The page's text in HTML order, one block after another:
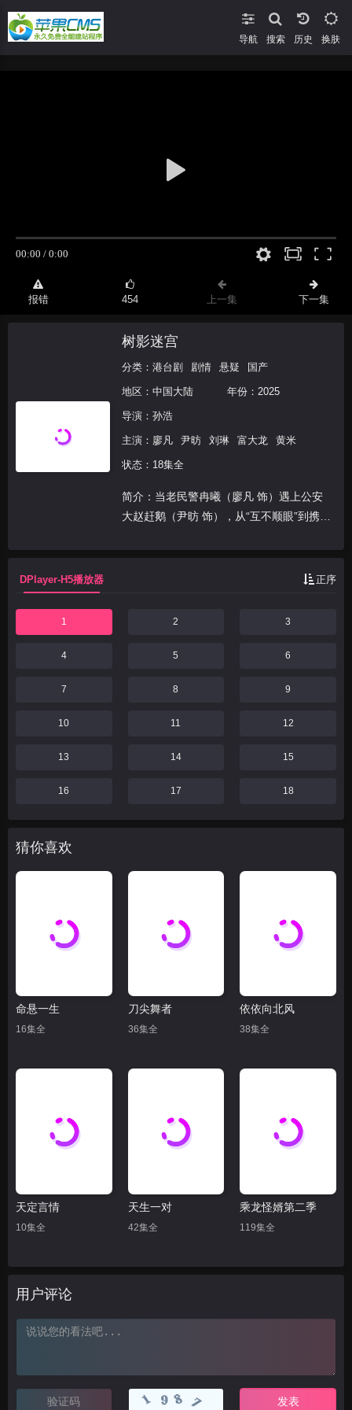
导航 搜索 换肤
报错 454 上一集 下一集
树影迷宫
分类： 港台剧 剧情 悬疑 国产
地区： 中国大陆 年份： 2025
导演： 孙浩
主演： 廖凡 尹昉 刘琳 富大龙 黄米
状态：18集全
简介：当老民警冉曦（廖凡 饰）遇上公安
大赵赶鹅（尹昉 饰），从“互不顺眼”到携手
从联手破案到“反目成仇”？井底下的红色高
跟鞋、抓不住的胡同杀手……小片警碰上大
DPlayer-H5播放器 正序
1 2 3
4 5 6
7 8 9
10 11 12
13 14 15
16 17 18
猜你喜欢
命悬一生
16集全
刀尖舞者
36集全
依依向北风
38集全
天定言情
10集全
天生一对
42集全
乘龙怪婿第二季
119集全
用户评论